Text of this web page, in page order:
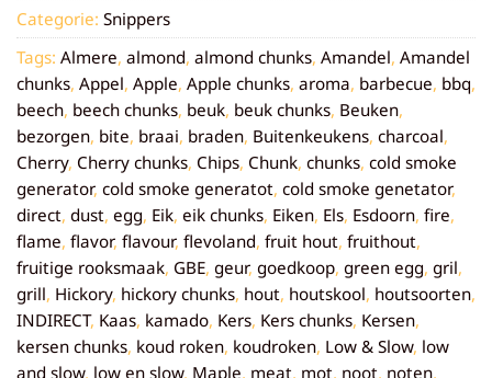
Categorie: Snippers
Tags: Almere, almond, almond chunks, Amandel, Amandel
chunks, Appel, Apple, Apple chunks, aroma, barbecue, bbq,
beech, beech chunks, beuk, beuk chunks, Beuken,
bezorgen, bite, braai, braden, Buitenkeukens, charcoal,
Cherry, Cherry chunks, Chips, Chunk, chunks, cold smoke
generator, cold smoke generatot, cold smoke genetator,
direct, dust, egg, Eik, eik chunks, Eiken, Els, Esdoorn, fire,
flame, flavor, flavour, flevoland, fruit hout, fruithout,
fruitige rooksmaak, GBE, geur, goedkoop, green egg, gril,
grill, Hickory, hickory chunks, hout, houtskool, houtsoorten,
INDIRECT, Kaas, kamado, Kers, Kers chunks, Kersen,
kersen chunks, koud roken, koudroken, Low & Slow, low
and slow, low en slow, Maple, meat, mot, noot, noten,